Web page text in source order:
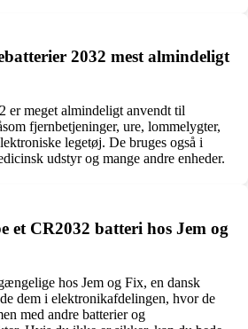
2032 mest almindeligt
er meget almindeligt anvendt til
fjernbetjeninger, ure, lommelygter,
legetøj. De bruges også i
udstyr og mange andre enheder.
et CR2032 batteri hos Jem og
hos Jem og Fix, en dansk
dem i elektronikafdelingen, hvor de
med andre batterier og